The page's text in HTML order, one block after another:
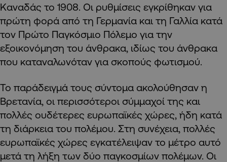
Καναδάς το 1908. Οι ρυθμίσεις εγκρίθηκαν για
πρώτη φορά από τη Γερμανία και τη Γαλλία κατά
τον Πρώτο Παγκόσμιο Πόλεμο για την
εξοικονόμηση του άνθρακα, ιδίως του άνθρακα
που καταναλωνόταν για σκοπούς φωτισμού.
Το παράδειγμά τους σύντομα ακολούθησαν η
Βρετανία, οι περισσότεροι σύμμαχοί της και
πολλές ουδέτερες ευρωπαϊκές χώρες, ήδη κατά
τη διάρκεια του πολέμου. Στη συνέχεια, πολλές
ευρωπαϊκές χώρες εγκατέλειψαν το μέτρο αυτό
μετά τη λήξη των δύο παγκοσμίων πολέμων. Οι